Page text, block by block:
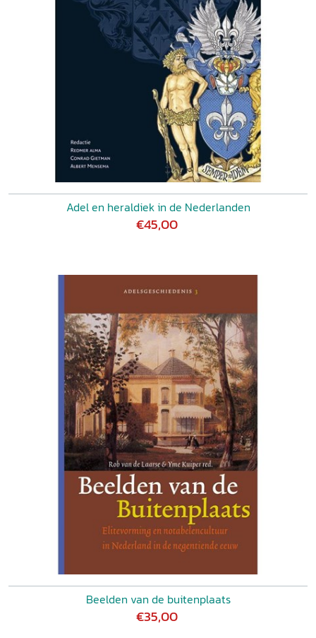
Adel en heraldiek in de Nederlanden
€45,00
Beelden van de buitenplaats
€35,00